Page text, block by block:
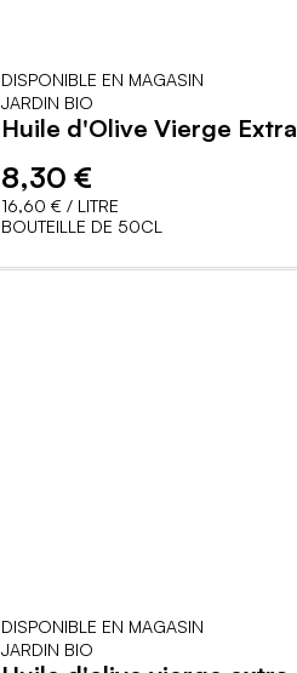
DISPONIBLE EN MAGASIN
JARDIN BIO
Huile d'Olive Vierge Extra
8,30 €
16,60 € / LITRE
BOUTEILLE DE 50CL
DISPONIBLE EN MAGASIN
JARDIN BIO